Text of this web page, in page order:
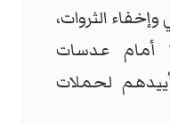
الثروات،
أمام عدسات
لحملات